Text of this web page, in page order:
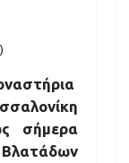
σήμερα
Βλατάδων